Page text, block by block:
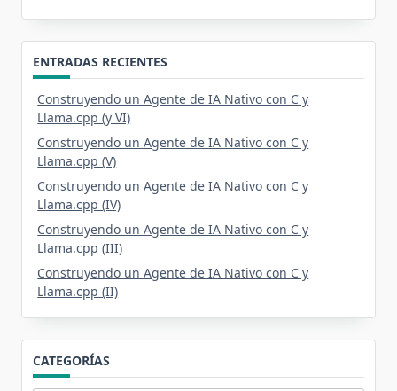
ENTRADAS RECIENTES
Construyendo un Agente de IA Nativo con C y
Llama.cpp (y VI)
Construyendo un Agente de IA Nativo con C y
Llama.cpp (V)
Construyendo un Agente de IA Nativo con C y
Llama.cpp (IV)
Construyendo un Agente de IA Nativo con C y
Llama.cpp (III)
Construyendo un Agente de IA Nativo con C y
Llama.cpp (II)
CATEGORÍAS